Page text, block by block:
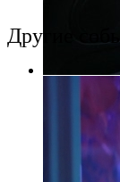
Другие